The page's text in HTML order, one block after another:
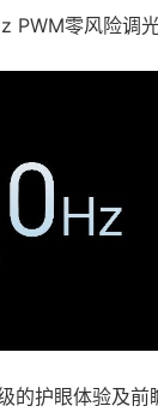
PWM零风险调
的护眼体验及